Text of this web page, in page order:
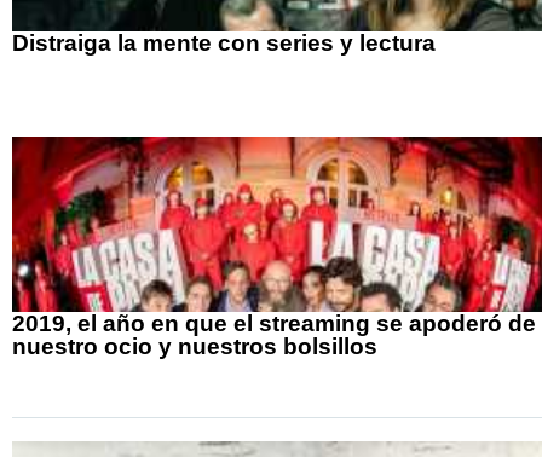
Distraiga la mente con series y lectura
2019, el año en que el streaming se apoderó de
nuestro ocio y nuestros bolsillos